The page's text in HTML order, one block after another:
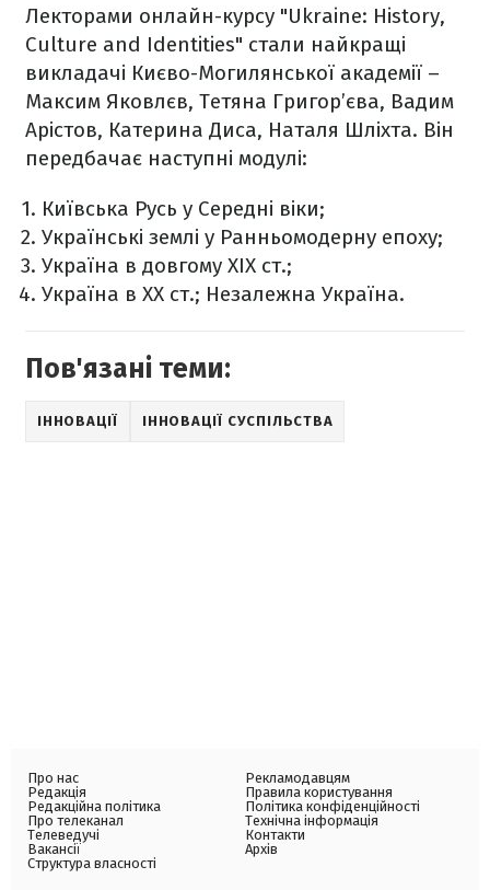
Лекторами онлайн-курсу "Ukraine: History,
Culture and Identities" стали найкращі
викладачі Києво-Могилянської академії –
Максим Яковлєв, Тетяна Григор’єва, Вадим
Арістов, Катерина Диса, Наталя Шліхта. Він
передбачає наступні модулі:
Київська Русь у Середні віки;
Українські землі у Ранньомодерну епоху;
Україна в довгому XIX ст.;
Україна в XX ст.; Незалежна Україна.
Пов'язані теми:
ІННОВАЦІЇ ІННОВАЦІЇ СУСПІЛЬСТВА
Про нас
Редакція
Редакційна політика
Про телеканал
Телеведучі
Вакансії
Структура власності
Рекламодавцям
Правила користування
Політика конфіденційності
Технічна інформація
Контакти
Архів